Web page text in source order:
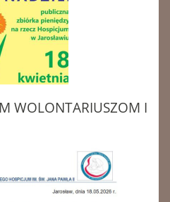
WOLONTARIUSZOM I